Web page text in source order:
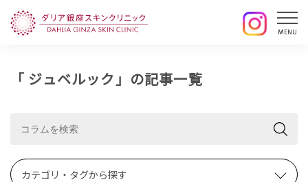
「 ジュベルック」の記事一覧
カテゴリ・タグから探す